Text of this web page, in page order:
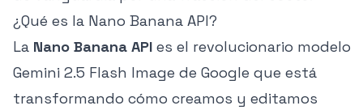
¿Qué es la Nano Banana API?
La Nano Banana API es el revolucionario modelo
Gemini 2.5 Flash Image de Google que está
transformando cómo creamos y editamos